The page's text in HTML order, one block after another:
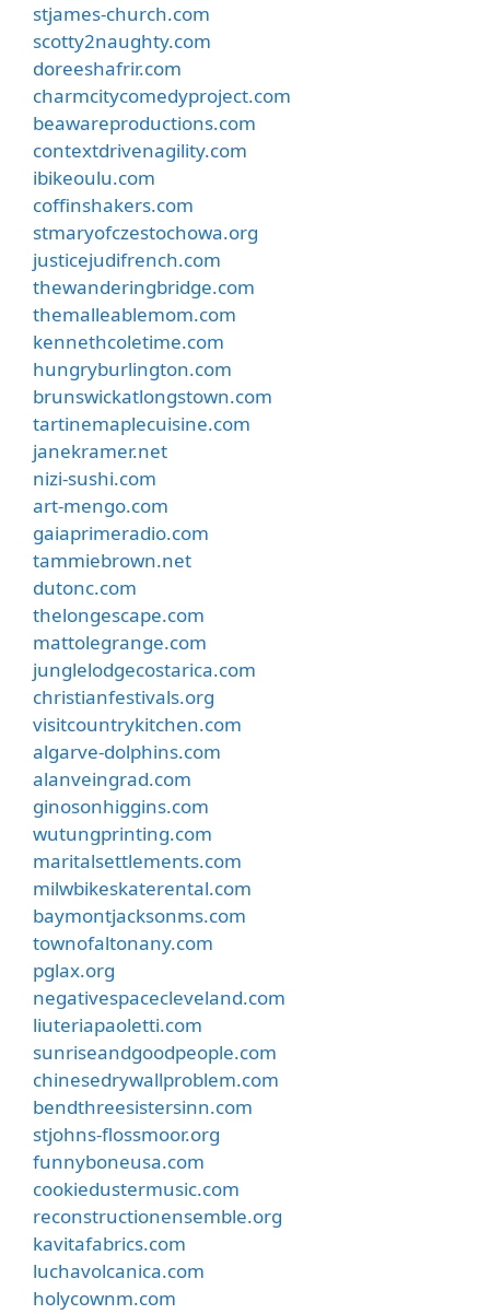
stjames-church.com
scotty2naughty.com
doreeshafrir.com
charmcitycomedyproject.com
beawareproductions.com
contextdrivenagility.com
ibikeoulu.com
coffinshakers.com
stmaryofczestochowa.org
justicejudifrench.com
thewanderingbridge.com
themalleablemom.com
kennethcoletime.com
hungryburlington.com
brunswickatlongstown.com
tartinemaplecuisine.com
janekramer.net
nizi-sushi.com
art-mengo.com
gaiaprimeradio.com
tammiebrown.net
dutonc.com
thelongescape.com
mattolegrange.com
junglelodgecostarica.com
christianfestivals.org
visitcountrykitchen.com
algarve-dolphins.com
alanveingrad.com
ginosonhiggins.com
wutungprinting.com
maritalsettlements.com
milwbikeskaterental.com
baymontjacksonms.com
townofaltonany.com
pglax.org
negativespacecleveland.com
liuteriapaoletti.com
sunriseandgoodpeople.com
chinesedrywallproblem.com
bendthreesistersinn.com
stjohns-flossmoor.org
funnyboneusa.com
cookiedustermusic.com
reconstructionensemble.org
kavitafabrics.com
luchavolcanica.com
holycownm.com